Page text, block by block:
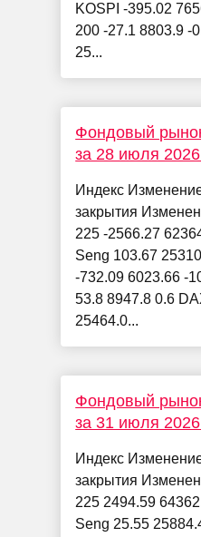
KOSPI -395.02
200 -27.1 8803.9 -
25...
Фондовый
за 28 июля 2026
Индекс
закрытия
225 -2566.27
Seng 103.67
-732.09 6023.66 -
53.8 8947.8 0.6
25464.0...
Фондовый
за 31 июля 2026
Индекс
закрытия
225 2494.59
Seng 25.55